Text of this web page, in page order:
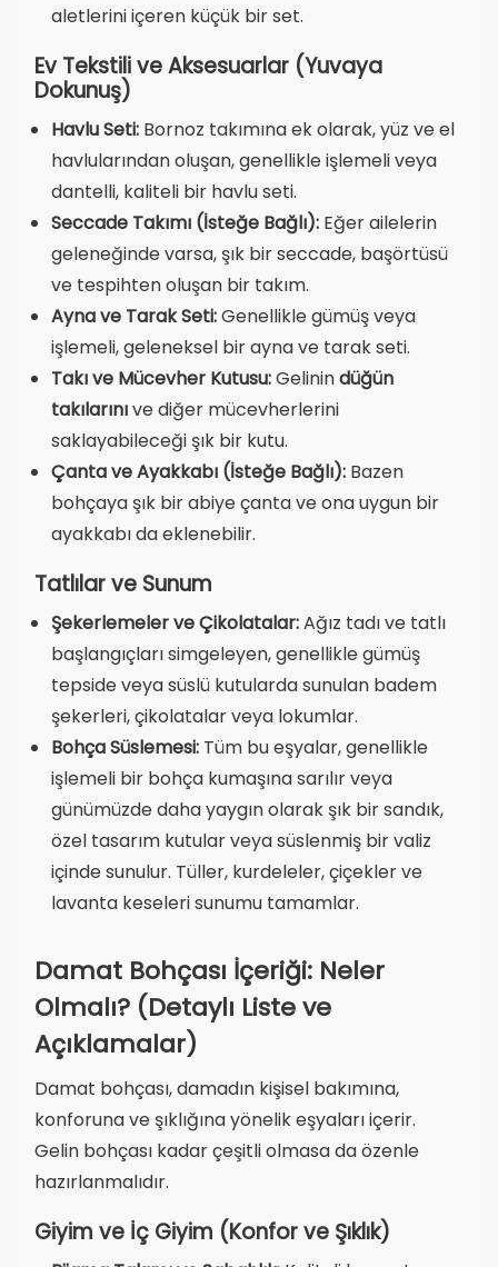
aletlerini içeren küçük bir set.
Ev Tekstili ve Aksesuarlar (Yuvaya
Dokunuş)
Havlu Seti: Bornoz takımına ek olarak, yüz ve el
havlularından oluşan, genellikle işlemeli veya
dantelli, kaliteli bir havlu seti.
Seccade Takımı (İsteğe Bağlı): Eğer ailelerin
geleneğinde varsa, şık bir seccade, başörtüsü
ve tespihten oluşan bir takım.
Ayna ve Tarak Seti:Genellikle gümüş veya
işlemeli, geleneksel bir ayna ve tarak seti.
Takı ve Mücevher Kutusu:Gelinindüğün
takılarınıve diğer mücevherlerini
saklayabileceği şık bir kutu.
Çanta ve Ayakkabı (İsteğe Bağlı): Bazen
bohçaya şık bir abiye çanta ve ona uygun bir
ayakkabı da eklenebilir.
Tatlılar ve Sunum
Şekerlemeler ve Çikolatalar:Ağız tadı ve tatlı
başlangıçları simgeleyen, genellikle gümüş
tepside veya süslü kutularda sunulan badem
şekerleri, çikolatalar veya lokumlar.
Bohça Süslemesi: Tüm bu eşyalar, genellikle
işlemeli bir bohça kumaşına sarılır veya
günümüzde daha yaygın olarak şık bir sandık,
özel tasarım kutular veya süslenmiş bir valiz
içinde sunulur. Tüller, kurdeleler, çiçekler ve
lavanta keseleri sunumu tamamlar.
Damat Bohçası İçeriği: Neler
Olmalı? (Detaylı Liste ve
Açıklamalar)
Damat bohçası, damadın kişisel bakımına,
konforuna ve şıklığına yönelik eşyaları içerir.
Gelin bohçası kadar çeşitli olmasa da özenle
hazırlanmalıdır.
Giyim ve İç Giyim (Konfor ve Şıklık)